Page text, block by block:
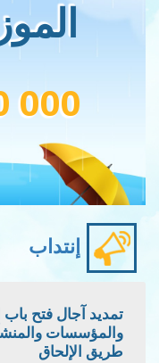
000
إنتداب
تمديد آجال فتح باب
والمؤسسات
طريق الإلحاق